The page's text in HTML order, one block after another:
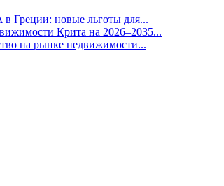
Греции: новые льготы для...
Крита на 2026–2035...
на рынке недвижимости...